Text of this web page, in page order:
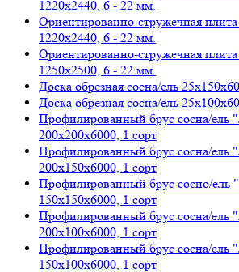
1220х2440, 6 - 22 мм.
Ориентированно-стружечная
1220х2440, 6 - 22 мм.
Ориентированно-стружечная
1250х2500, 6 - 22 мм.
Доска обрезная сосна/ель
Доска обрезная сосна/ель
Профилированный брус сосна/ель
200х200х6000, 1 сорт
Профилированный брус сосна/ель
200х150х6000, 1 сорт
Профилированный брус сосно/ель
150х150х6000, 1 сорт
Профилированный брус сосна/ель
200х100х6000, 1 сорт
Профилированный брус сосна/ель
150х100х6000, 1 сорт